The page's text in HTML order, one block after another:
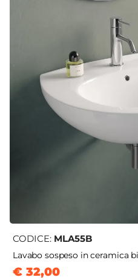
CODICE: MLA55B
Lavabo sospeso in ceramica
€ 32,00